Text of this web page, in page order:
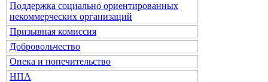
Поддержка социально ориентированных
некоммерческих организаций
Призывная комиссия
Добровольчество
Опека и попечительство
НПА